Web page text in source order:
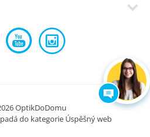
OptikDoDomu
do kategorie Úspěšný web